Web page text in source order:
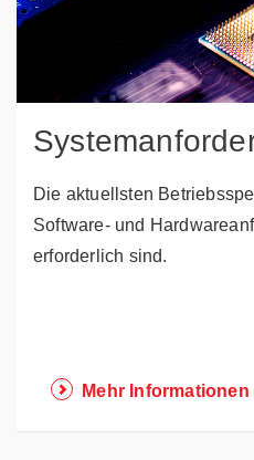
Die aktuellsten
Software- und
erforderlich sind.
Mehr Informationen